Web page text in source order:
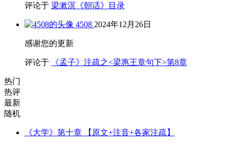
评论于 梁漱溟《朝话》目录
4508 2024年12月26日
感谢您的更新
评论于 《孟子》注疏之<梁惠王章句下>第8章
热门
热评
最新
随机
《大学》第十章 【原文+注音+各家注疏】